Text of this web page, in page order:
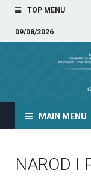
TOP MENU
09/08/2026
MAIN MENU
NAROD I